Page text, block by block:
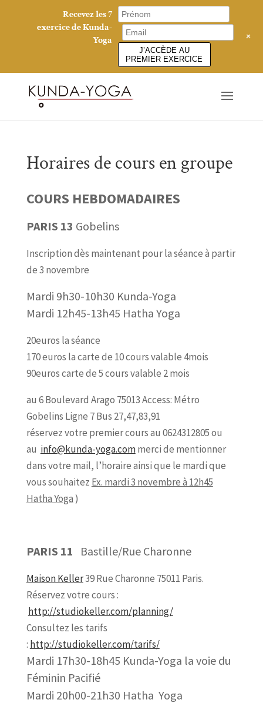
Horaires de cours en groupe
COURS HEBDOMADAIRES
PARIS 13 Gobelins
Inscription dès maintenant pour la séance à partir
de 3 novembre
Mardi 9h30-10h30 Kunda-Yoga
Mardi 12h45-13h45 Hatha Yoga
20euros la séance
170 euros la carte de 10 cours valable 4mois
90euros carte de 5 cours valable 2 mois
au 6 Boulevard Arago 75013 Access: Métro
Gobelins Ligne 7 Bus 27,47,83,91
réservez votre premier cours au 0624312805 ou
au info@kunda-yoga.commerci de mentionner
dans votre mail, l’horaireainsi que le mardi que
vous souhaitez Ex. mardi 3 novembre à 12h45
Hatha Yoga )
PARIS 11 Bastille/Rue Charonne
Maison Keller39 Rue Charonne 75011 Paris.
Réservez votre cours :
http://studiokeller.com/planning/
Consultez les tarifs
: http://studiokeller.com/tarifs/
Mardi 17h30-18h45 Kunda-Yoga la voie du
Féminin Pacifié
Mardi 20h00-21h30 Hatha Yoga
Recevez les 7
exercice de Kunda-
Yoga
J’ACCÈDE AU
PREMIER EXERCICE
+